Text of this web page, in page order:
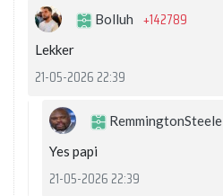
Bolluh +142789
Lekker
21-05-2026 22:39
RemmingtonSteele
Yes papi
21-05-2026 22:39